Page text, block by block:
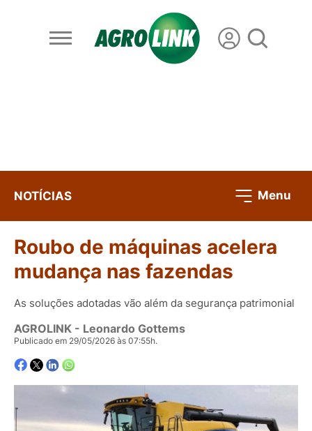
NOTÍCIAS Menu
Roubo de máquinas acelera
mudança nas fazendas
As soluções adotadas vão além da segurança patrimonial
AGROLINK - Leonardo Gottems
Publicado em 29/05/2026 às 07:55h.